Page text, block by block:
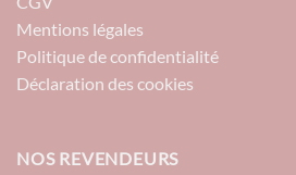
Mentions légales
Politique de confidentialité
Déclaration des cookies
NOS REVENDEURS